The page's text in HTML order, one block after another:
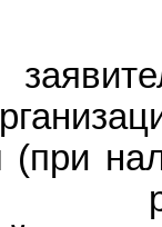
(при